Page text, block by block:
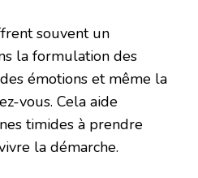
souvent un
la formulation des
émotions et même la
vous. Cela aide
timides à prendre
la démarche.